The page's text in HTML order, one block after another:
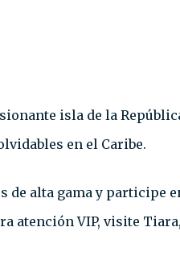
isla de la
en el Caribe.
de alta gama y participe
atención VIP, visite